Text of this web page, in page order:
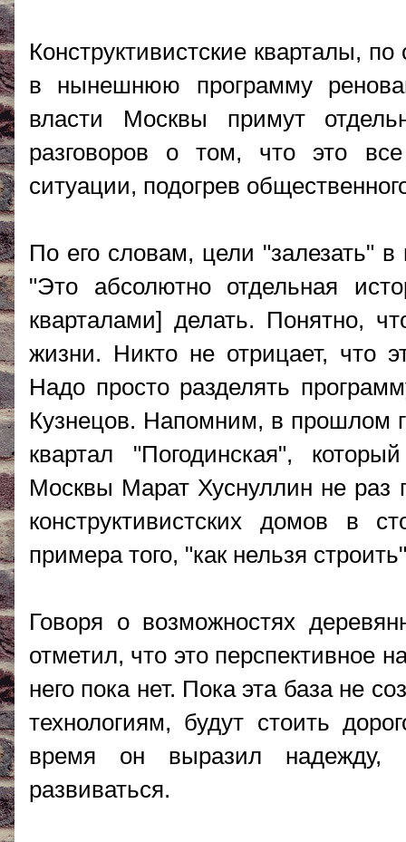
Конструктивистские кварталы,
в нынешнюю программу
власти Москвы примут
разговоров о том, что это
ситуации, подогрев
По его словам, цели "залезать"
"Это абсолютно отдельная
кварталами] делать. Понятно,
жизни. Никто не отрицает, что
Надо просто разделять
Кузнецов. Напомним, в прошлом
квартал "Погодинская",
Москвы Марат Хуснуллин не раз
конструктивистских домов в
примера того, "как нельзя
Говоря о возможностях
отметил, что это перспективное
него пока нет. Пока эта база не
технологиям, будут стоить
время он выразил надежду,
развиваться.